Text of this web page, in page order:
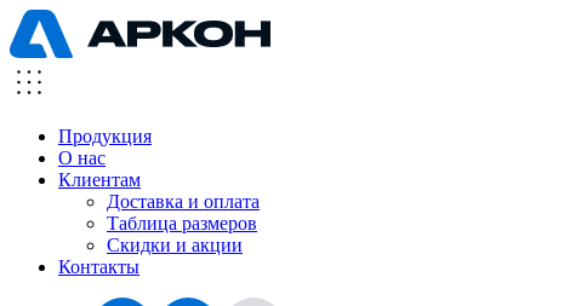
Продукция
О нас
Клиентам
Доставка и оплата
Таблица размеров
Скидки и акции
Контакты